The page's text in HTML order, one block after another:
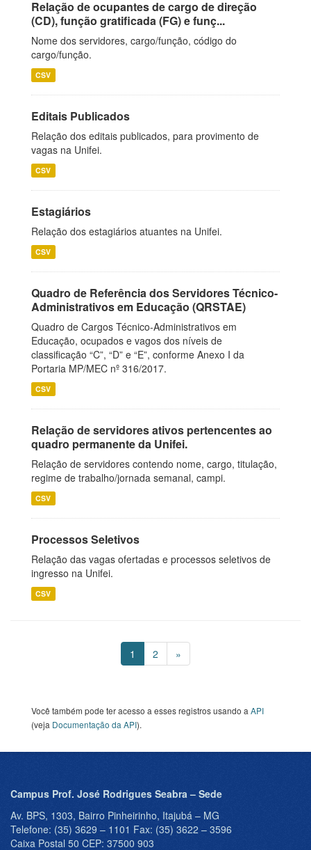
Relação de ocupantes de cargo de direção
(CD), função gratificada (FG) e funç...
Nome dos servidores, cargo/função, código do
cargo/função.
CSV
Editais Publicados
Relação dos editais publicados, para provimento de
vagas na Unifei.
CSV
Estagiários
Relação dos estagiários atuantes na Unifei.
CSV
Quadro de Referência dos Servidores Técnico-
Administrativos em Educação (QRSTAE)
Quadro de Cargos Técnico-Administrativos em
Educação, ocupados e vagos dos níveis de
classificação “C”, “D” e “E”, conforme Anexo I da
Portaria MP/MEC nº 316/2017.
CSV
Relação de servidores ativos pertencentes ao
quadro permanente da Unifei.
Relação de servidores contendo nome, cargo, titulação,
regime de trabalho/jornada semanal, campi.
CSV
Processos Seletivos
Relação das vagas ofertadas e processos seletivos de
ingresso na Unifei.
CSV
1 2 »
Você também pode ter acesso a esses registros usando a API
(veja Documentação da API).
Campus Prof. José Rodrigues Seabra – Sede
Av. BPS, 1303, Bairro Pinheirinho, Itajubá – MG
Telefone: (35) 3629 – 1101 Fax: (35) 3622 – 3596
Caixa Postal 50 CEP: 37500 903